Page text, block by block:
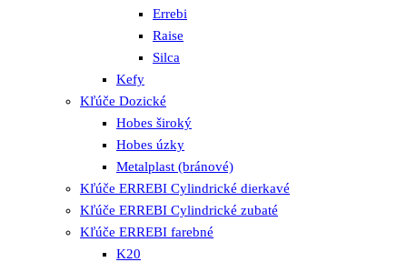
Errebi
Raise
Silca
Kefy
Kľúče Dozické
Hobes široký
Hobes úzky
Metalplast (bránové)
Kľúče ERREBI Cylindrické dierkavé
Kľúče ERREBI Cylindrické zubaté
Kľúče ERREBI farebné
K20